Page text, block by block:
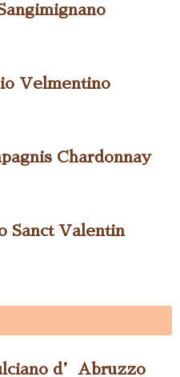
Velmentino
Chardonnay
Sanct Valentin
d’Abruzzo